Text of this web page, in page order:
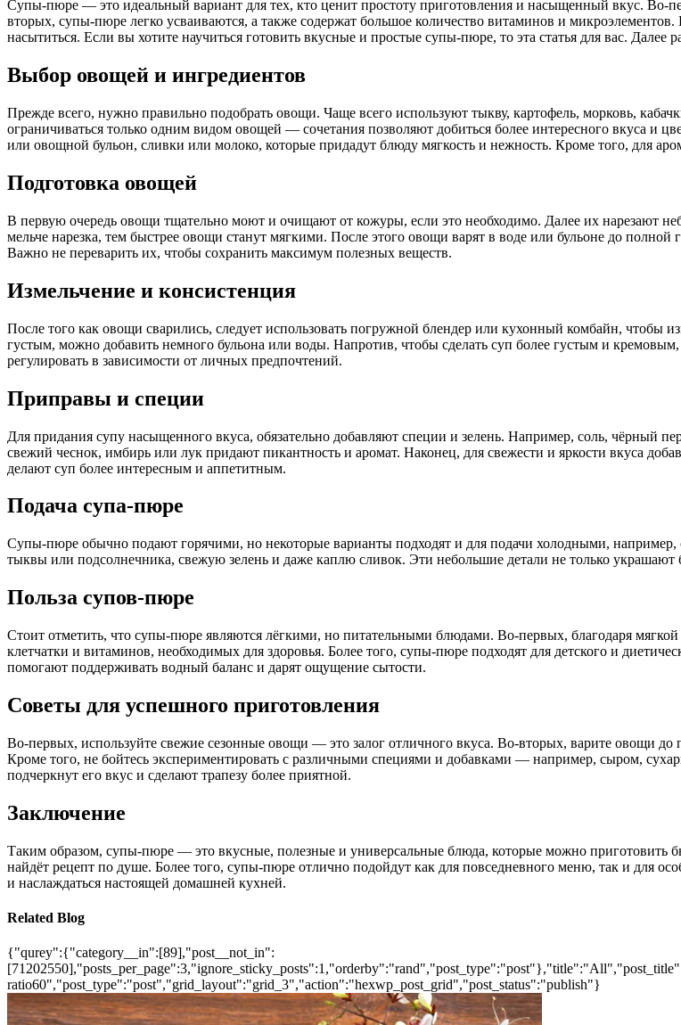
Супы-пюре — это идеальный вариант для тех, кто ценит простоту приготовления и насыщенный вкус. Во-
вторых, супы-пюре легко усваиваются, а также содержат большое количество витаминов и
насытиться. Если вы хотите научиться готовить вкусные и простые супы-пюре, то эта статья для вас.
Выбор овощей и ингредиентов
Прежде всего, нужно правильно подобрать овощи. Чаще всего используют тыкву, картофель, морковь,
ограничиваться только одним видом овощей — сочетания позволяют добиться более интересного вкуса и
или овощной бульон, сливки или молоко, которые придадут блюду мягкость и нежность. Кроме того, для
Подготовка овощей
В первую очередь овощи тщательно моют и очищают от кожуры, если это необходимо. Далее их нарезают
мельче нарезка, тем быстрее овощи станут мягкими. После этого овощи варят в воде или бульоне до
Важно не переварить их, чтобы сохранить максимум полезных веществ.
Измельчение и консистенция
После того как овощи сварились, следует использовать погружной блендер или кухонный комбайн, чтобы
густым, можно добавить немного бульона или воды. Напротив, чтобы сделать суп более густым и
регулировать в зависимости от личных предпочтений.
Приправы и специи
Для придания супу насыщенного вкуса, обязательно добавляют специи и зелень. Например, соль, чёрный
свежий чеснок, имбирь или лук придают пикантность и аромат. Наконец, для свежести и яркости вкуса
делают суп более интересным и аппетитным.
Подача супа-пюре
Супы-пюре обычно подают горячими, но некоторые варианты подходят и для подачи холодными,
тыквы или подсолнечника, свежую зелень и даже каплю сливок. Эти небольшие детали не только
Польза супов-пюре
Стоит отметить, что супы-пюре являются лёгкими, но питательными блюдами. Во-первых, благодаря
клетчатки и витаминов, необходимых для здоровья. Более того, супы-пюре подходят для детского и
помогают поддерживать водный баланс и дарят ощущение сытости.
Советы для успешного приготовления
Во-первых, используйте свежие сезонные овощи — это залог отличного вкуса. Во-вторых, варите овощи
Кроме того, не бойтесь экспериментировать с различными специями и добавками — например, сыром,
подчеркнут его вкус и сделают трапезу более приятной.
Заключение
Таким образом, супы-пюре — это вкусные, полезные и универсальные блюда, которые можно приготовить
найдёт рецепт по душе. Более того, супы-пюре отлично подойдут как для повседневного меню, так и для
и наслаждаться настоящей домашней кухней.
Related Blog
{"qurey":{"category__in":[89],"post__not_in":
ratio60","post_type":"post","grid_layout":"grid_3","action":"hexwp_post_grid","post_status":"publish"}